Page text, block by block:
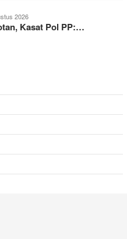
2026
Kasat Pol PP:…